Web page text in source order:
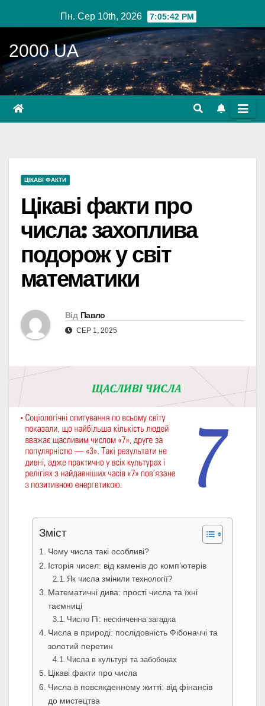
до
вмісту
Пн. Сер 10th, 2026 7:05:43 PM
2000 UA
ЦІКАВІ ФАКТИ
Цікаві факти про
числа: захоплива
подорож у світ
математики
Від Павло
СЕР 1, 2025
Зміст
Чому числа такі особливі?
Історія чисел: від каменів до комп’ютерів
Як числа змінили технології?
Математичні дива: прості числа та їхні
таємниці
Число Пі: нескінченна загадка
Числа в природі: послідовність Фібоначчі та
золотий перетин
Числа в культурі та забобонах
Цікаві факти про числа
Числа в повсякденному житті: від фінансів
до мистецтва